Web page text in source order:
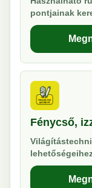
pontjainak
Fénycső,